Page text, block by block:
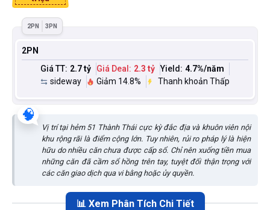
2PN 3PN
2PN
Giá TT: 2.7 tỷ Giá Deal: 2.3 tỷ Yield: 4.7%/năm
sideway
Giảm 14.8% Thanh khoản Thấp
🧠
Vị trí tại hẻm 51 Thành Thái cực kỳ đắc địa và khuôn viên nội
khu rộng rãi là điểm cộng lớn. Tuy nhiên, rủi ro pháp lý là hiện
hữu do nhiều căn chưa được cấp sổ. Chỉ nên xuống tiền mua
những căn đã cầm sổ hồng trên tay, tuyệt đối thận trọng với
các căn giao dịch qua vi bằng hoặc ủy quyền.
📊 Xem Phân Tích Chi Tiết